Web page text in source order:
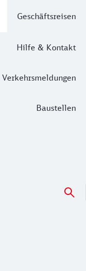
Geschäftsreisen
Hilfe & Kontakt
Verkehrsmeldungen
Baustellen